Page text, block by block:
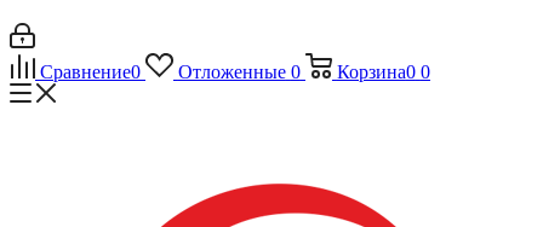
Сравнение0 Отложенные 0 Корзина0 0